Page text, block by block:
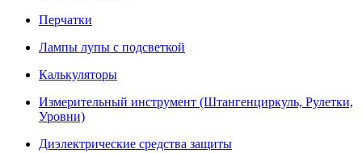
Перчатки
Лампы лупы с подсветкой
Калькуляторы
Измерительный инструмент (Штангенциркуль, Рулетки,
Уровни)
Диэлектрические средства защиты